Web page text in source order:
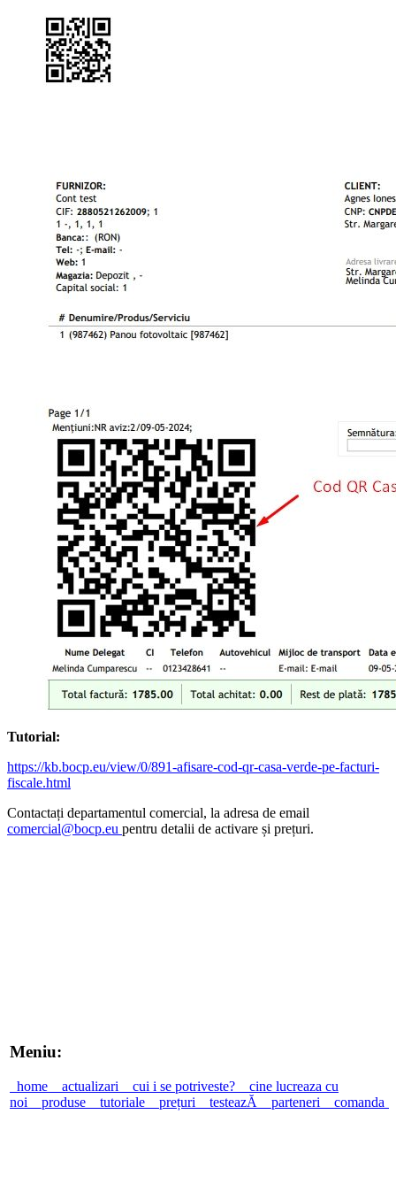
Tutorial:
https://kb.bocp.eu/view/0/891-afisare-cod-qr-casa-verde-pe-facturi-
fiscale.html
Contactați departamentul comercial, la adresa de email
comercial@bocp.eu pentru detalii de activare și prețuri.
Meniu:
home actualizari cui i se potriveste?
cine lucreaza cu
noi
produse tutoriale prețuri testeazĂ parteneri comanda